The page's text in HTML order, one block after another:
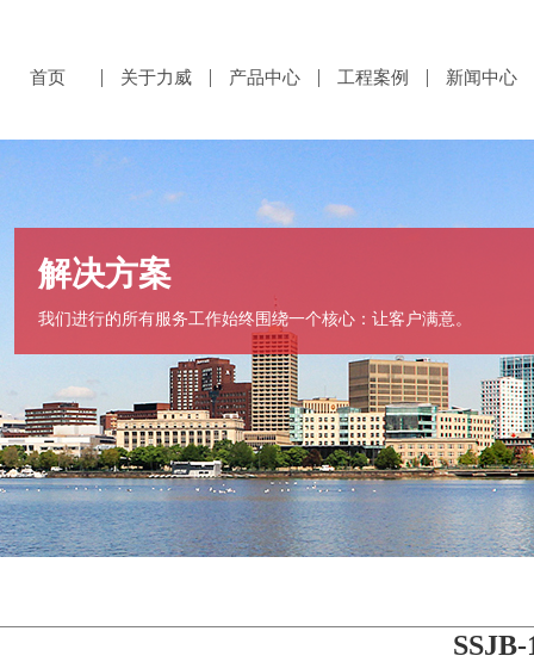
首页 关于力威 产品中心 工程案例 新闻中心
解决方案
我们进行的所有服务工作始终围绕一个核心：让客户满意。